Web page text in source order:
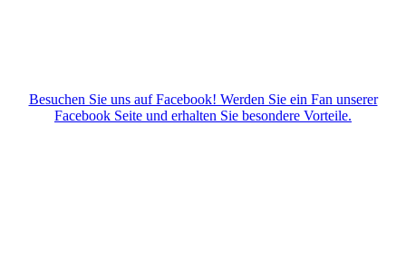
Besuchen Sie uns auf Facebook! Werden Sie ein Fan unserer
Facebook Seite und erhalten Sie besondere Vorteile.